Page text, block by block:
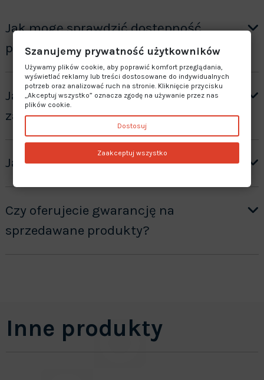
Jak mogę sprawdzić dostępność
produktu?
Jak otrzymać wycenę produktów ”na
zamówienie”?
Jaki jest czas realizacji zamówienia?
Czy oferujecie gwarancję na
sprzedawane produkty?
Inne produkty
Szanujemy prywatność użytkowników
Używamy plików cookie, aby poprawić komfort przeglądania,
wyświetlać reklamy lub treści dostosowane do indywidualnych
potrzeb oraz analizować ruch na stronie. Kliknięcie przycisku
„Akceptuj wszystko” oznacza zgodę na używanie przez nas
plików cookie.
Dostosuj
Zaakceptuj wszystko